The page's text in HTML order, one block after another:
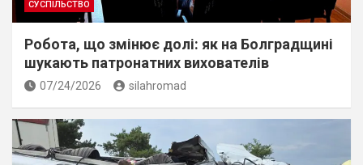
СУСПІЛЬСТВО
Робота, що змінює долі: як на Болградщині
шукають патронатних вихователів
07/24/2026 silahromad